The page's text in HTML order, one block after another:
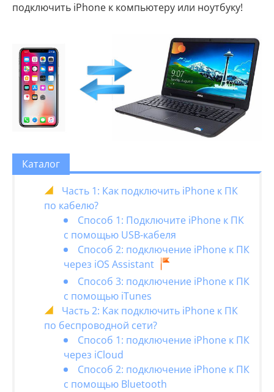
подключить iPhone к компьютеру или ноутбуку!
Каталог
Часть 1: Как подключить iPhone к ПК
по кабелю?
Способ 1: Подключите iPhone к ПК
с помощью USB-кабеля
Способ 2: подключение iPhone к ПК
через iOS Assistant
Способ 3: подключение iPhone к ПК
с помощью iTunes
Часть 2: Как подключить iPhone к ПК
по беспроводной сети?
Способ 1: подключение iPhone к ПК
через iCloud
Способ 2: подключение iPhone к ПК
с помощью Bluetooth